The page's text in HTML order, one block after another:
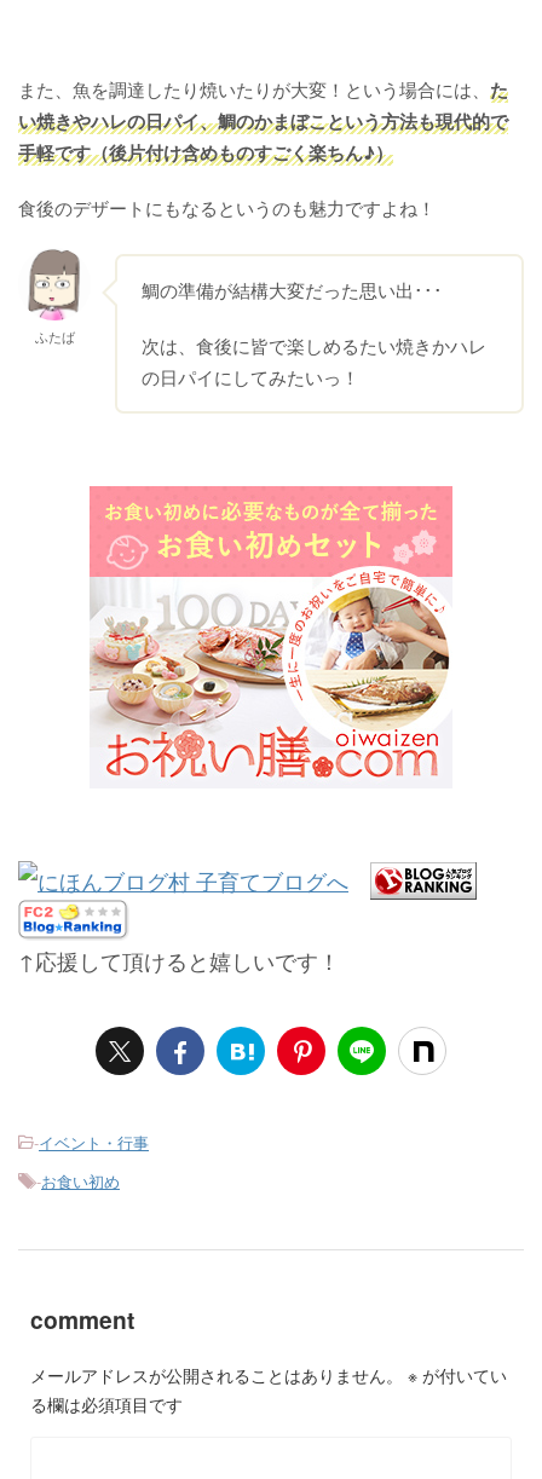
また、魚を調達したり焼いたりが大変！という場合には、 た
い焼きやハレの日パイ、鯛のかまぼこという方法も現代的で
手軽です（後片付け含めものすごく楽ちん♪）
食後のデザートにもなるというのも魅力ですよね！
ふたば
鯛の準備が結構大変だった思い出･･･
次は、食後に皆で楽しめるたい焼きかハレ
の日パイにしてみたいっ！
↑応援して頂けると嬉しいです！
-イベント・行事
-お食い初め
comment
メールアドレスが公開されることはありません。 ※ が付いてい
る欄は必須項目です